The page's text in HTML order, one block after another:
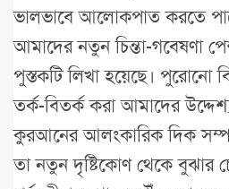
ভালভাবে আলোকপাত করতে
আমাদের নতুন চিন্তা-গবেষণা
পুস্তকটি লিখা হয়েছে। পুরোনো
তর্ক-বিতর্ক করা আমাদের
কুরআনের আলংকারিক দিক
তা নতুন দৃষ্টিকোণ থেকে বুঝার